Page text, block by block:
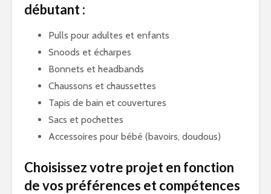
débutant :
Pulls pour adultes et enfants
Snoods et écharpes
Bonnets et headbands
Chaussons et chaussettes
Tapis de bain et couvertures
Sacs et pochettes
Accessoires pour bébé (bavoirs, doudous)
Choisissez votre projet en fonction
de vos préférences et compétences